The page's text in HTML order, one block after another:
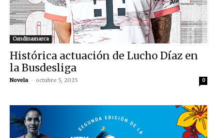
Cundinamarca
Histórica actuación de Lucho Díaz en
la Busdesliga
Novela - octubre 5, 2025 0